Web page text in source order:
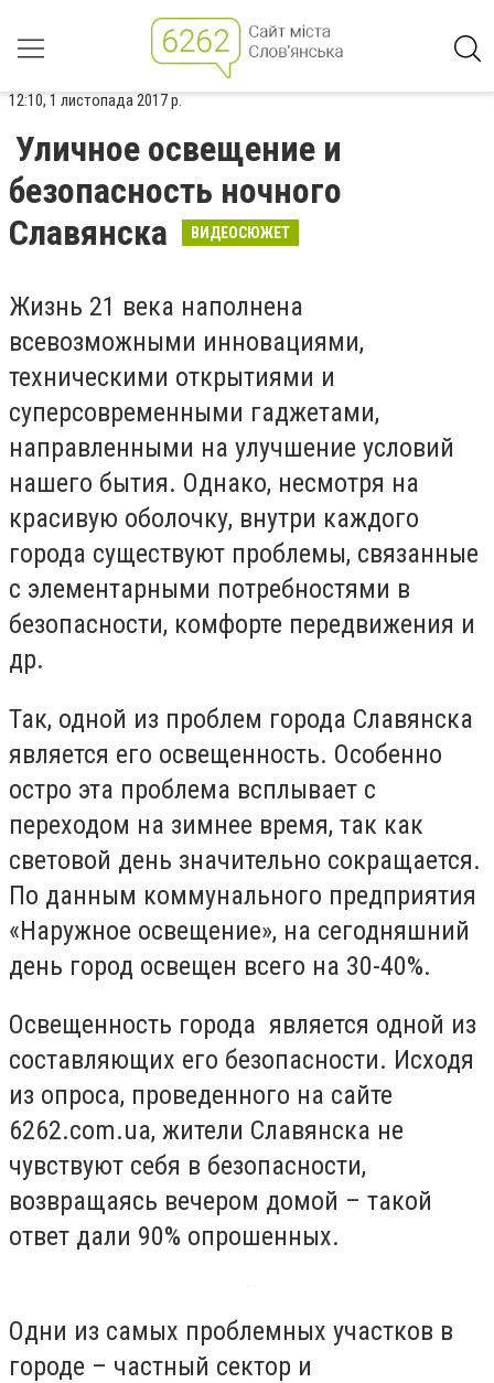
12:10, 1 листопада 2017 р.
Уличное освещение и
безопасность ночного
Славянска
ВИДЕОСЮЖЕТ
Жизнь 21 века наполнена
всевозможными инновациями,
техническими открытиями и
суперсовременными гаджетами,
направленными на улучшение условий
нашего бытия. Однако, несмотря на
красивую оболочку, внутри каждого
города существуют проблемы, связанные
с элементарными потребностями в
безопасности, комфорте передвижения и
др.
Так, одной из проблем города Славянска
является его освещенность. Особенно
остро эта проблема всплывает с
переходом на зимнее время, так как
световой день значительно сокращается.
По данным коммунального предприятия
«Наружное освещение», на сегодняшний
день город освещен всего на 30-40%.
Освещенность города является одной из
составляющих его безопасности. Исходя
из опроса, проведенного на сайте
6262.com.ua, жители Славянска не
чувствуют себя в безопасности,
возвращаясь вечером домой – такой
ответ дали 90% опрошенных.
Одни из самых проблемных участков в
городе – частный сектор и